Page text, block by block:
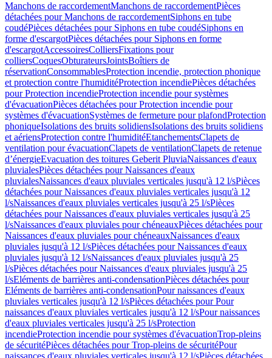
Manchons de raccordementManchons de raccordementPièces
détachées pour Manchons de raccordementSiphons en tube
coudéPièces détachées pour Siphons en tube coudéSiphons en
forme d'escargotPièces détachées pour Siphons en forme
d'escargotAccessoiresColliersFixations pour
colliersCoquesObturateursJointsBoîtiers de
réservationConsommablesProtection incendie, protection phonique
et protection contre l'humiditéProtection incendiePièces détachées
pour Protection incendieProtection incendie pour systèmes
d'évacuationPièces détachées pour Protection incendie pour
systèmes d'évacuationSystèmes de fermeture pour plafondProtection
phoniqueIsolations des bruits solidiensIsolations des bruits solidiens
et aériensProtection contre l'humiditéEtanchementsClapets de
ventilation pour évacuationClapets de ventilationClapets de retenue
d’énergieEvacuation des toitures Geberit PluviaNaissances d'eaux
pluvialesPièces détachées pour Naissances d'eaux
pluvialesNaissances d'eaux pluviales verticales jusqu'à 12 l/sPièces
détachées pour Naissances d'eaux pluviales verticales jusqu'à 12
l/sNaissances d'eaux pluviales verticales jusqu'à 25 l/sPièces
détachées pour Naissances d'eaux pluviales verticales jusqu'à 25
l/sNaissances d'eaux pluviales pour chéneauxPièces détachées pour
Naissances d'eaux pluviales pour chéneauxNaissances d'eaux
pluviales jusqu'à 12 l/sPièces détachées pour Naissances d'eaux
pluviales jusqu'à 12 l/sNaissances d'eaux pluviales jusqu'à 25
l/sPièces détachées pour Naissances d'eaux pluviales jusqu'à 25
l/sEléments de barrières anti-condensationPièces détachées pour
Eléments de barrières anti-condensationPour naissances d'eaux
pluviales verticales jusqu'à 12 l/sPièces détachées pour Pour
naissances d'eaux pluviales verticales jusqu'à 12 l/sPour naissances
d'eaux pluviales verticales jusqu'à 25 l/sProtection
incendieProtection incendie pour systèmes d'évacuationTrop-pleins
de sécuritéPièces détachées pour Trop-pleins de sécuritéPour
naissances d'eaux pluviales verticales jusqu'à 12 l/sPièces détachées